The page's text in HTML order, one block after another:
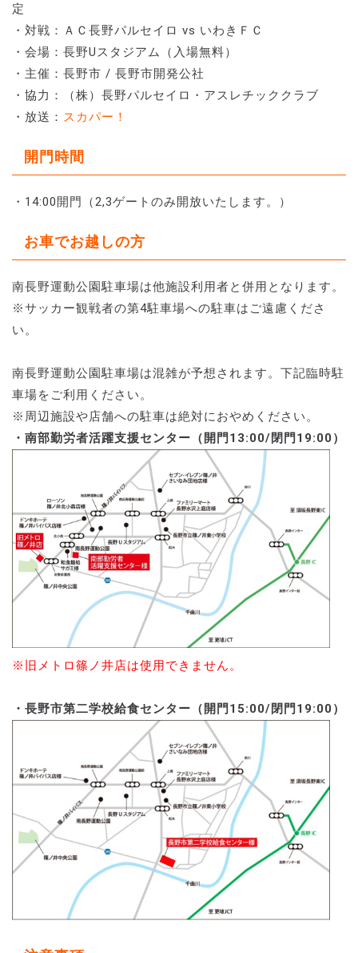
定
・対戦：ＡＣ長野パルセイロ vs いわきＦＣ
・会場：長野Uスタジアム（入場無料）
・主催：長野市 / 長野市開発公社
・協力：（株）長野パルセイロ・アスレチッククラブ
・放送： スカパー！
開門時間
・14:00開門（2,3ゲートのみ開放いたします。）
お車でお越しの方
南長野運動公園駐車場は他施設利用者と併用となります。
※サッカー観戦者の第4駐車場への駐車はご遠慮くださ
い。
南長野運動公園駐車場は混雑が予想されます。下記臨時駐
車場をご利用ください。
※周辺施設や店舗への駐車は絶対におやめください。
・南部勤労者活躍支援センター（開門13:00/閉門19:00）
※旧メトロ篠ノ井店は使用できません。
・長野市第二学校給食センター（開門15:00/閉門19:00）